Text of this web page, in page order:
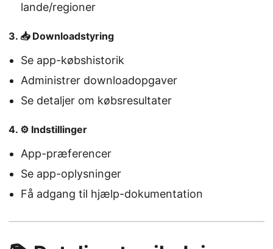
lande/regioner
3. 📥 Downloadstyring
Se app-købshistorik
Administrer downloadopgaver
Se detaljer om købsresultater
4. ⚙️ Indstillinger
App-præferencer
Se app-oplysninger
Få adgang til hjælp-dokumentation